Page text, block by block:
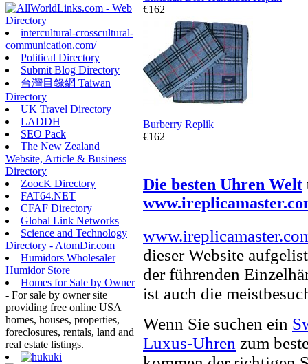
intercultural-crosscultural-
communication.com/
Political Directory
Submit Blog Directory
台灣目錄網 Taiwan
Directory
UK Travel Directory
LADDH
SEO Pack
The New Zealand
Website, Article & Business
Directory
ZoocK Directory
FAT64.NET
CFAF Directory
Global Link Networks
Science and Technology
Directory - AtomDir.com
Humidors Wholesaler
Humidor Store
Homes for Sale by Owner
- For sale by owner site
providing free online USA
homes, houses, properties,
foreclosures, rentals, land and
real estate listings.
€162
Burberry Replik
€162
Die besten Uhren Welt
dieser Website
der führenden
ist auch die
Wenn Sie suchen ein
Luxus-Uhren zum